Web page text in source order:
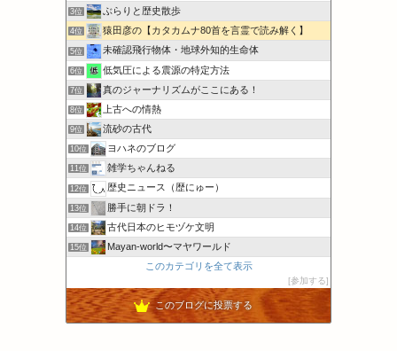
3位 ぶらりと歴史散歩
4位 猿田彦の【カタカムナ80首を言霊で読み解く】
5位 未確認飛行物体・地球外知的生命体
6位 低気圧による震源の特定方法
7位 真のジャーナリズムがここにある！
8位 上古への情熱
9位 流砂の古代
10位 ヨハネのブログ
11位 雑学ちゃんねる
12位 歴史ニュース（歴にゅー）
13位 勝手に朝ドラ！
14位 古代日本のヒモヅケ文明
15位
Mayan‐world〜マヤワールド
このカテゴリを全て表示
参加する
このブログに投票する